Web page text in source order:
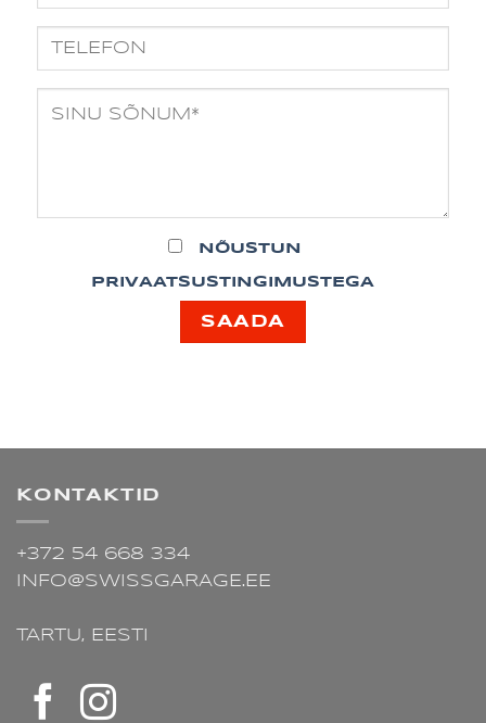
NÕUSTUN
PRIVAATSUSTINGIMUSTEGA
KONTAKTID
+372 54 668 334
INFO@SWISSGARAGE.EE
TARTU, EESTI